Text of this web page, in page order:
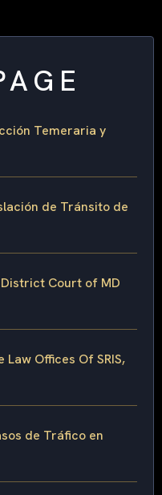
Temeraria y
de Tránsito de
Court of MD
Offices Of SRIS,
de Tráfico en